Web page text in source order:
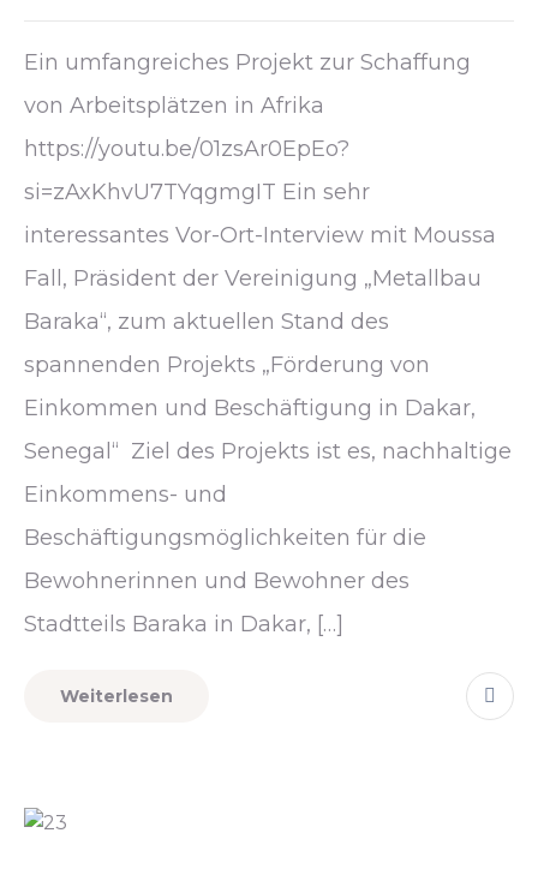
Ein umfangreiches Projekt zur Schaffung
von Arbeitsplätzen in Afrika
https://youtu.be/01zsAr0EpEo?
si=zAxKhvU7TYqgmgIT Ein sehr
interessantes Vor-Ort-Interview mit Moussa
Fall, Präsident der Vereinigung „Metallbau
Baraka“, zum aktuellen Stand des
spannenden Projekts „Förderung von
Einkommen und Beschäftigung in Dakar,
Senegal“ Ziel des Projekts ist es, nachhaltige
Einkommens- und
Beschäftigungsmöglichkeiten für die
Bewohnerinnen und Bewohner des
Stadtteils Baraka in Dakar, […]
Weiterlesen